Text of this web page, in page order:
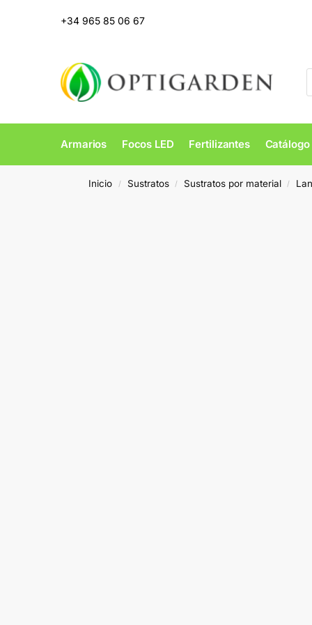
+34 965 85 06 67
Armarios Focos LED Fertilizantes
Inicio / Sustratos / Sustratos por material /